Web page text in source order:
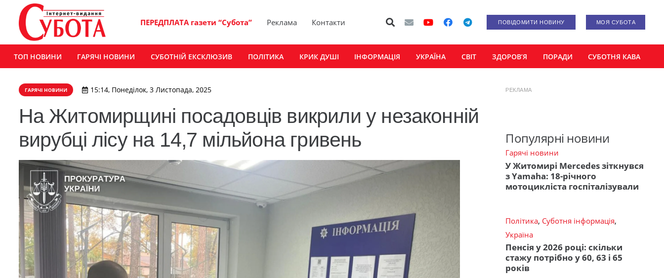
ПЕРЕДПЛАТА газети “Субота” Реклама Контакти ПОВІДОМИТИ НОВИНУ МОЯ СУБОТА
ТОП НОВИНИ ГАРЯЧІ НОВИНИ СУБОТНІЙ ЕКСКЛЮЗИВ ПОЛІТИКА КРИК ДУШІ ІНФОРМАЦІЯ УКРАЇНА СВІТ ЗДОРОВ’Я ПОРАДИ СУБОТНЯ КАВА
ГАРЯЧІ НОВИНИ 15:14, Понеділок, 3 Листопада, 2025
На Житомирщині посадовців викрили у незаконній
вирубці лісу на 14,7 мільйона гривень
РЕКЛАМА
Популярні новини
Гарячі новини
У Житомирі Mercedes зіткнувся
з Yamaha: 18-річного
мотоцикліста госпіталізували
Політика, Суботня інформація,
Україна
Пенсія у 2026 році: скільки
стажу потрібно у 60, 63 і 65
років